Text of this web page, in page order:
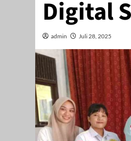
Digital
admin Juli 28, 2025